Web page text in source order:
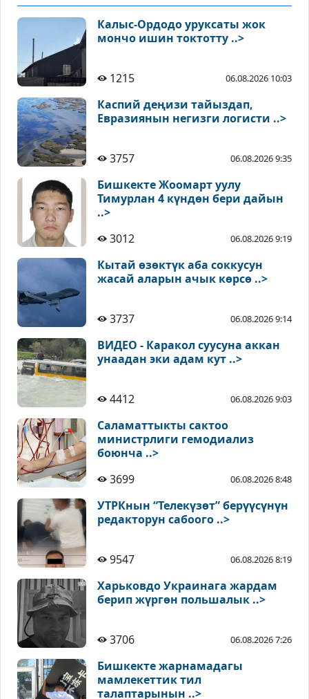
Калыс-Ордодо уруксаты жок
мончо ишин токтотту ..>
1215 06.08.2026 10:03
Каспий деңизи тайыздап,
Евразиянын негизги логисти ..>
3757 06.08.2026 9:35
Бишкекте Жоомарт уулу
Тимурлан 4 күндөн бери дайын
..>
3012
06.08.2026 9:19
Кытай өзөктүк аба соккусун
жасай аларын ачык көрсө ..>
3737 06.08.2026 9:14
ВИДЕО - Каракол суусуна аккан
унаадан эки адам кут ..>
4412 06.08.2026 9:03
Саламаттыкты сактоо
министрлиги гемодиализ
боюнча ..>
3699
06.08.2026 8:48
УТРКнын “Телекүзөт” берүүсүнүн
редакторун сабоого ..>
9547 06.08.2026 8:19
Харьковдо Украинага жардам
берип жүргөн польшалык ..>
3706 06.08.2026 7:26
Бишкекте жарнамадагы
мамлекеттик тил
талаптарынын ..>